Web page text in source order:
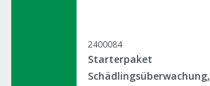
2400084
Starterpaket
Schädlingsüberwachung,